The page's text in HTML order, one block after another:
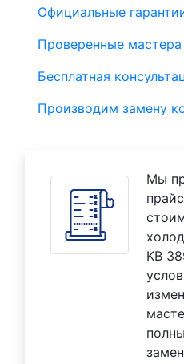
Официальные
Проверенные мастера
Бесплатная
Производим замену
Мы
KB